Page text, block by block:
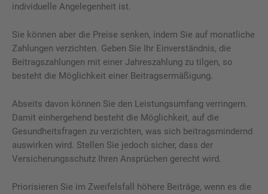
individuelle Angelegenheit ist.
Sie können aber die Preise senken, indem Sie auf monatliche
Zahlungen verzichten. Geben Sie Ihr Einverständnis, die
Beitragszahlungen mit einer Jahreszahlung zu tilgen, so
besteht die Möglichkeit einer Beitragsermäßigung.
Abseits davon können Sie den Leistungsumfang verringern.
Damit einhergehend besteht die Möglichkeit, auf die
Gesundheitsfragen zu verzichten, was sich beitragsmindernd
auswirken wird. Stellen Sie jedoch sicher, dass der
Versicherungsschutz Ihren Ansprüchen gerecht wird.
Priorisieren Sie im Zweifelsfall höhere Beiträge, wenn es die